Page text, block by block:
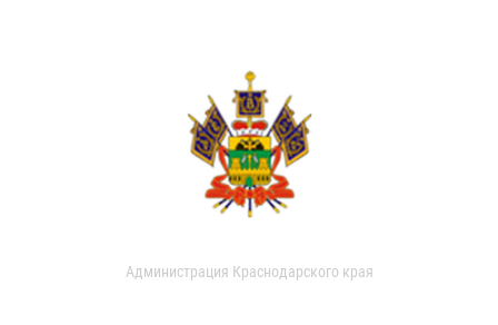
Администрация Краснодарского края